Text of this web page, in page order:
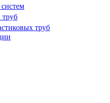
труб
труб